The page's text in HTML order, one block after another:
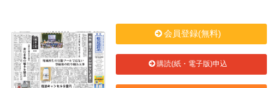
会員登録(無料)
購読(紙・電子版)申込